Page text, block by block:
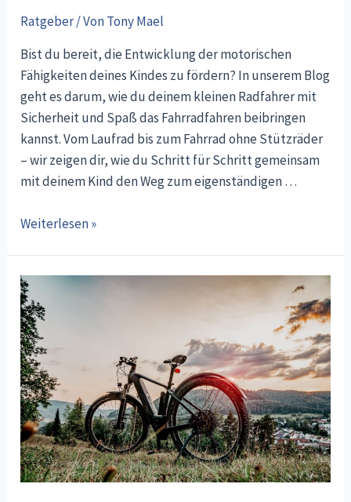
Ratgeber/ VonTony Mael
Bist du bereit, die Entwicklung der motorischen
Fähigkeiten deines Kindes zu fördern? In unserem Blog
geht es darum, wie du deinem kleinen Radfahrer mit
Sicherheit und Spaß das Fahrradfahren beibringen
kannst. Vom Laufrad bis zum Fahrrad ohne Stützräder
– wir zeigen dir, wie du Schritt für Schritt gemeinsam
mit deinem Kind den Weg zum eigenständigen …
Kleine
sind
Kinder
bereit
fürs
Fahrradfahren?
Weiterlesen »